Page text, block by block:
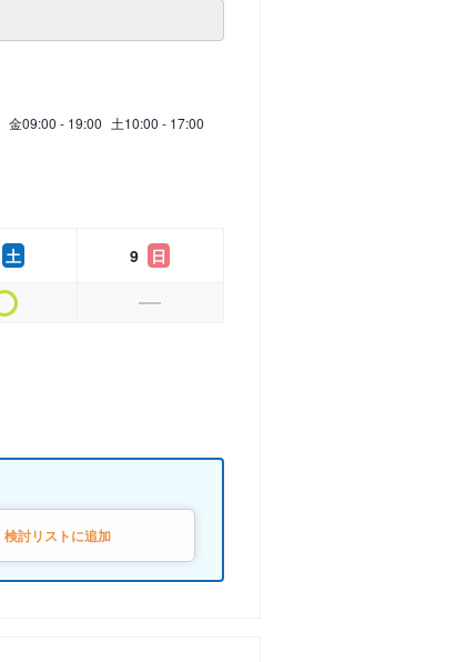
金09:00 - 19:00 土10:00 - 17:00
土 9 日
検討リストに追加